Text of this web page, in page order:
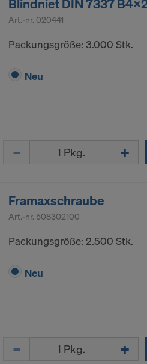
Blindniet DIN 7337
Art.-nr. 020441
Packungsgröße: 3.000 Stk.
Neu
Framaxschraube
Art.-nr. 508302100
Packungsgröße: 2.500 Stk.
Neu
DATEN